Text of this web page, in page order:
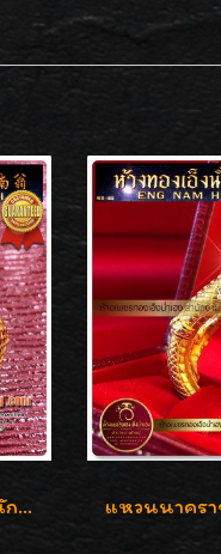
แหวนทองคำ งานดีไซน์ หนัก 2 สลึง เงาวิ้บวั้บ